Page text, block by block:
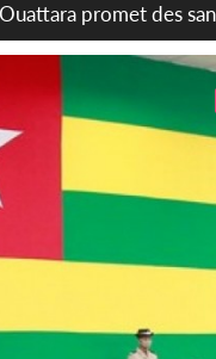
anniversaire de
pour une